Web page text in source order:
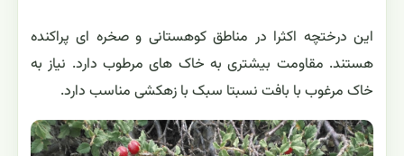
این درختچه اکثرا در مناطق کوهستانی و صخره ای پراکنده
هستند. مقاومت بیشتری به خاک های مرطوب دارد. نیاز به
خاک مرغوب با بافت نسبتا سبک با زهکشی مناسب دارد.